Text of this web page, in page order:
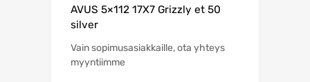
AVUS 5×112 17X7 Grizzly et 50
silver
Vain sopimusasiakkaille, ota yhteys
myyntiimme